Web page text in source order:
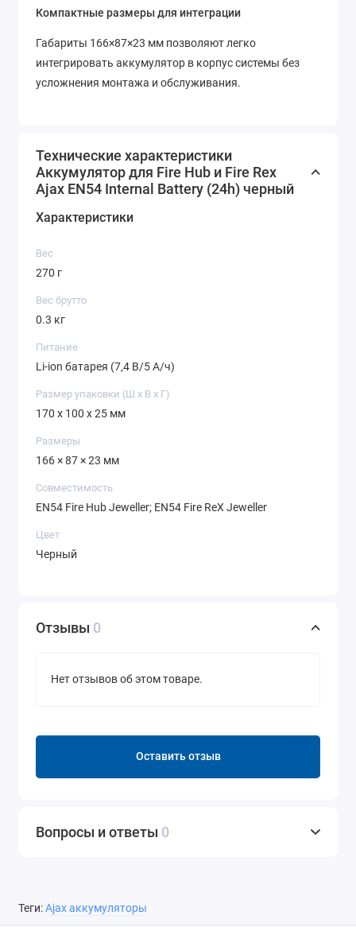
Компактные размеры для интеграции
Габариты 166×87×23 мм позволяют легко
интегрировать аккумулятор в корпус системы без
усложнения монтажа и обслуживания.
Технические характеристики
Аккумулятор для Fire Hub и Fire Rex
Ajax EN54 Internal Battery (24h) черный
Характеристики
Вес
270 г
Вес брутто
0.3 кг
Питание
Li-ion батарея (7,4 В/5 А/ч)
Размер упаковки (Ш х В х Г)
170 x 100 x 25 мм
Размеры
166 × 87 × 23 мм
Совместимость
EN54 Fire Hub Jeweller; EN54 Fire ReX Jeweller
Цвет
Черный
Отзывы 0
Нет отзывов об этом товаре.
Оставить отзыв
Вопросы и ответы 0
Теги:Аjax аккумуляторы